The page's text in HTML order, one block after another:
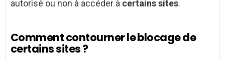
autorisé ou non à accéder à certains sites.
Comment contourner le blocage de
certains sites ?